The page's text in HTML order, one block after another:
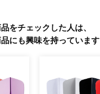
をチェックした人は、
にも興味を持っています